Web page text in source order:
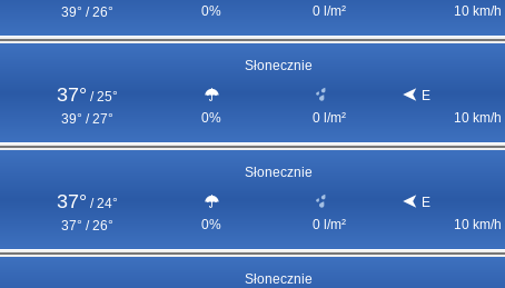
39° / 26°
0% 0 l/m²
10 km/h
Słonecznie
37° / 25°
39° / 27°
0% 0 l/m²
E
10 km/h
Słonecznie
37° / 24°
37° / 26°
0% 0 l/m²
E
10 km/h
Słonecznie